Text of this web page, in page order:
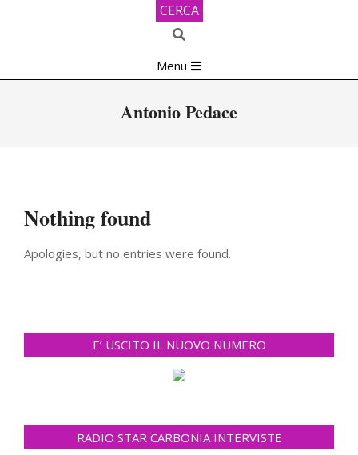
CERCA
Search
Navigation
Menu
Antonio Pedace
Nothing found
Apologies, but no entries were found.
E’ USCITO IL NUOVO NUMERO
RADIO STAR CARBONIA INTERVISTE